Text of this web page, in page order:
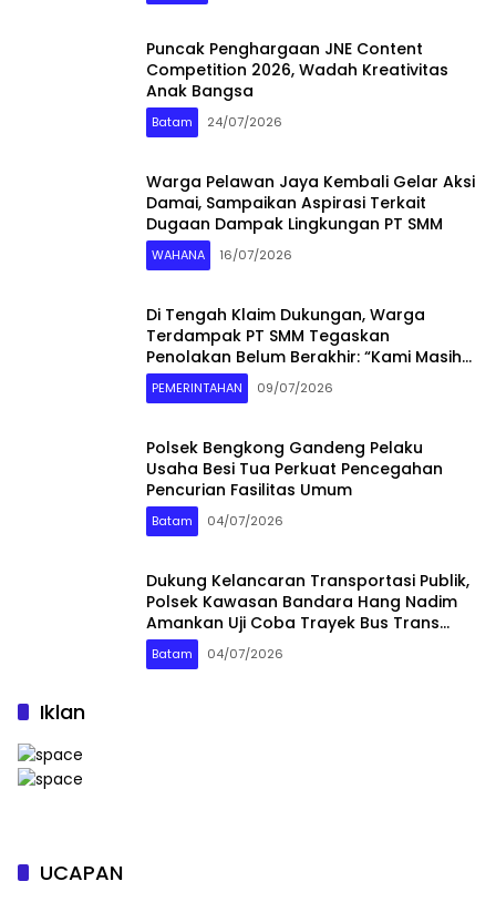
Puncak Penghargaan JNE Content
Competition 2026, Wadah Kreativitas
Anak Bangsa
Batam 24/07/2026
Warga Pelawan Jaya Kembali Gelar Aksi
Damai, Sampaikan Aspirasi Terkait
Dugaan Dampak Lingkungan PT SMM
WAHANA 16/07/2026
Di Tengah Klaim Dukungan, Warga
Terdampak PT SMM Tegaskan
Penolakan Belum Berakhir: “Kami Masih
Merasakan Dampaknya”
PEMERINTAHAN 09/07/2026
Polsek Bengkong Gandeng Pelaku
Usaha Besi Tua Perkuat Pencegahan
Pencurian Fasilitas Umum
Batam 04/07/2026
Dukung Kelancaran Transportasi Publik,
Polsek Kawasan Bandara Hang Nadim
Amankan Uji Coba Trayek Bus Trans
Batam
Batam 04/07/2026
Iklan
UCAPAN